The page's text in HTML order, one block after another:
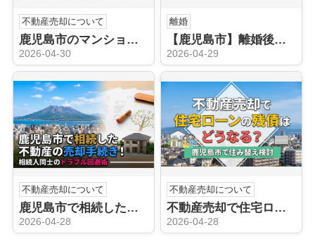
不動産売却について
鹿児島市のマンション売却時の流れ！価格相場と必要書類を解説！
2026-04-30
離婚
【鹿児島市】離婚後の不動産売却で財産分与は可能？必要書類を解説！
2026-04-29
不動産売却について
鹿児島市で相続した不動産の売却手続き！相続人同士のトラブル回避術
2026-04-28
不動産売却について
不動産売却で住宅ローンの残債はどうなる？鹿児島市で住み替え検討
2026-04-28